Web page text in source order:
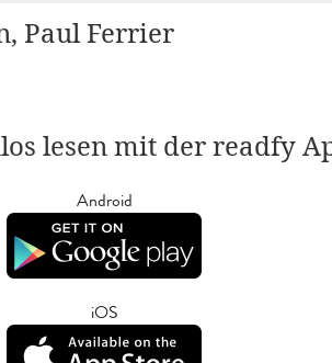
Paul Ferrier
lesen mit der readfy
Android
iOS